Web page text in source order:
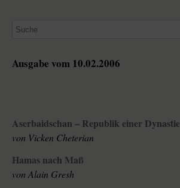
Ausgabe vom 10.02.2006
Aserbaidschan – Republik einer Dynastie
von Vicken Cheterian
Hamas nach Maß
von Alain Gresh